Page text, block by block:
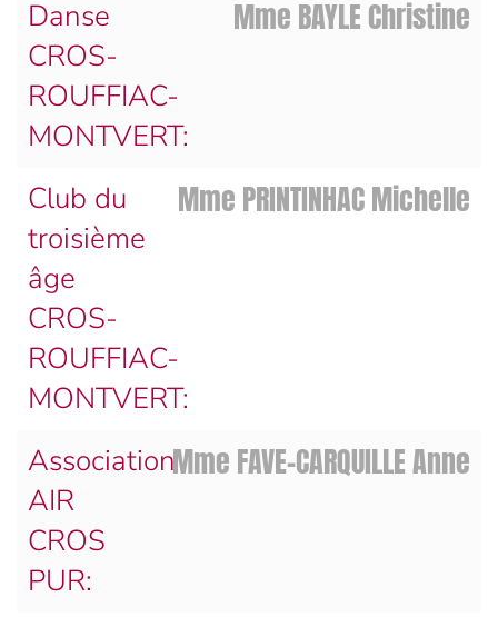
Danse
CROS-
ROUFFIAC-
MONTVERT:
Mme BAYLE Christine
Club du
troisième
âge
CROS-
ROUFFIAC-
MONTVERT:
Mme PRINTINHAC Michelle
Association
AIR
CROS
PUR:
Mme FAVE-CARQUILLE Anne